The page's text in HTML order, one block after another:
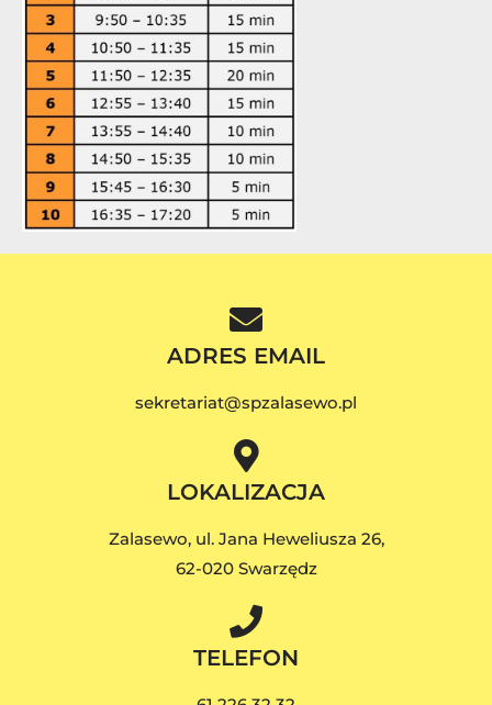
ADRES EMAIL
sekretariat@spzalasewo.pl
LOKALIZACJA
Zalasewo, ul. Jana Heweliusza 26,
62-020 Swarzędz
TELEFON